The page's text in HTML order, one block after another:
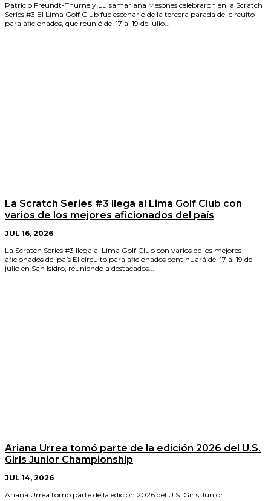
Patricio Freundt-Thurne y Luisamariana Mesones celebraron en la Scratch
Series #3 El Lima Golf Club fue escenario de la tercera parada del circuito
para aficionados, que reunió del 17 al 19 de julio...
La Scratch Series #3 llega al Lima Golf Club con
varios de los mejores aficionados del país
JUL 16, 2026
La Scratch Series #3 llega al Lima Golf Club con varios de los mejores
aficionados del país El circuito para aficionados continuará del 17 al 19 de
julio en San Isidro, reuniendo a destacados...
Ariana Urrea tomó parte de la edición 2026 del U.S.
Girls Junior Championship
JUL 14, 2026
Ariana Urrea tomó parte de la edición 2026 del U.S. Girls Junior